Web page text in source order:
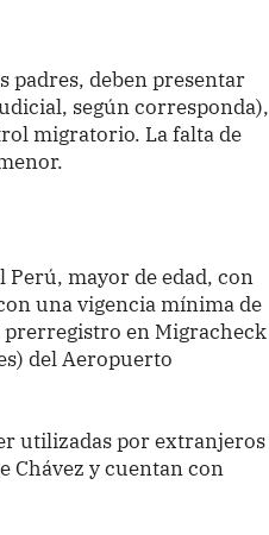
padres, deben presentar
según corresponda),
migratorio. La falta de
mayor de edad, con
una vigencia mínima de
prerregistro en Migracheck
del Aeropuerto
utilizadas por extranjeros
Chávez y cuentan con